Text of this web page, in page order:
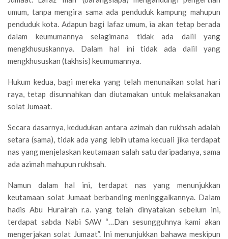
umum, tanpa mengira sama ada penduduk kampung mahupun
penduduk kota. Adapun bagi lafaz umum, ia akan tetap berada
dalam keumumannya selagimana tidak ada dalil yang
mengkhususkannya. Dalam hal ini tidak ada dalil yang
mengkhususkan (takhsis) keumumannya.
Hukum kedua, bagi mereka yang telah menunaikan solat hari
raya, tetap disunnahkan dan diutamakan untuk melaksanakan
solat Jumaat.
Secara dasarnya, kedudukan antara azimah dan rukhsah adalah
setara (sama), tidak ada yang lebih utama kecuali jika terdapat
nas yang menjelaskan keutamaan salah satu daripadanya, sama
ada azimah mahupun rukhsah.
Namun dalam hal ini, terdapat nas yang menunjukkan
keutamaan solat Jumaat berbanding meninggalkannya. Dalam
hadis Abu Hurairah r.a. yang telah dinyatakan sebelum ini,
terdapat sabda Nabi SAW “…Dan sesungguhnya kami akan
mengerjakan solat Jumaat”. Ini menunjukkan bahawa meskipun